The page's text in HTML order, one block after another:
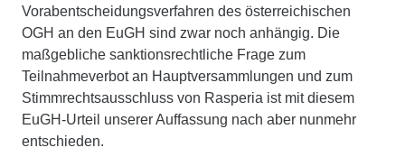
Vorabentscheidungsverfahren des österreichischen
OGH an den EuGH sind zwar noch anhängig. Die
maßgebliche sanktionsrechtliche Frage zum
Teilnahmeverbot an Hauptversammlungen und zum
Stimmrechtsausschluss von Rasperia ist mit diesem
EuGH-Urteil unserer Auffassung nach aber nunmehr
entschieden.